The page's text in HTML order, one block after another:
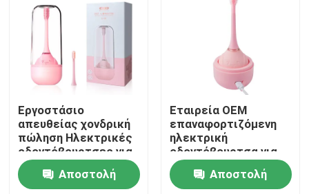
Προϊόντα
Βίντεο
Εργοστάσιο
απευθείας χονδρική
πώληση Ηλεκτρικές
οδοντόβουρτσες για
παιδιά με ασύρματη
φόρτισηΑποστολή
Εταιρεία OEM
επαναφορτιζόμενη
ηλεκτρική
οδοντόβουρτσα για
παιδιά ηλικίας 3-15
ετών με κυκλική
Αποστολή